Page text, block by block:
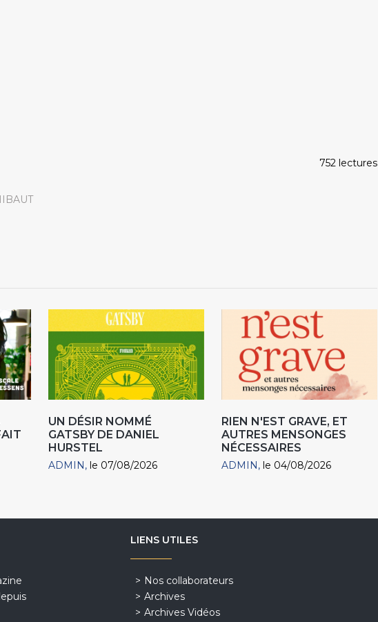
752 lectures
UN DÉSIR NOMMÉ
GATSBY DE DANIEL
HURSTEL
ADMIN le 07/08/2026
RIEN N'EST GRAVE, ET
AUTRES MENSONGES
NÉCESSAIRES
ADMIN le 04/08/2026
LIENS UTILES
Nos collaborateurs
Archives
Archives Vidéos